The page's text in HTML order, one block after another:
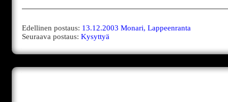
Edellinen postaus: 13.12.2003 Monari, Lappeenranta
Seuraava postaus: Kysyttyä